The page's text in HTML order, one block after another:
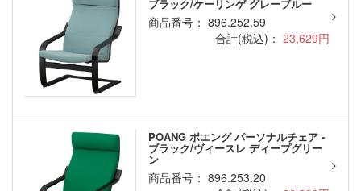
ブラック/ケーリンゲ グレーブルー
商品番号： 896.252.59
合計(税込)： 23,629円
POANG ポエング パーソナルチェア -
ブラック/ヴィースレ ディープグリー
ン
商品番号： 896.253.20